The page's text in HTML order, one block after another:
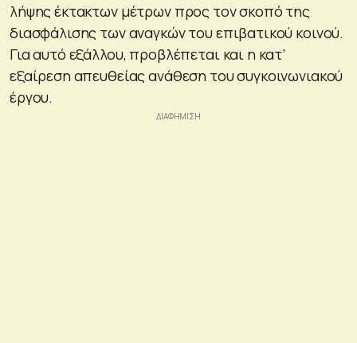
λήψης έκτακτων μέτρων προς τον σκοπό της
διασφάλισης των αναγκών του επιβατικού κοινού.
Για αυτό εξάλλου, προβλέπεται και η κατ’
εξαίρεση απευθείας ανάθεση του συγκοινωνιακού
έργου.